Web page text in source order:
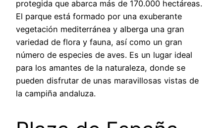
protegida que abarca más de 170.000 hectáreas.
El parque está formado por una exuberante
vegetación mediterránea y alberga una gran
variedad de flora y fauna, así como un gran
número de especies de aves. Es un lugar ideal
para los amantes de la naturaleza, donde se
pueden disfrutar de unas maravillosas vistas de
la campiña andaluza.